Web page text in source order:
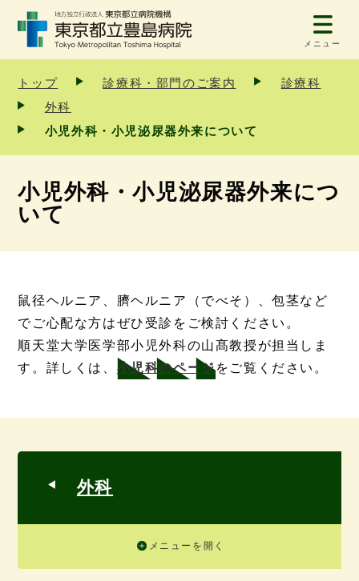
メニュー
トップ 診療科・部門のご案内
診療科
外科
⼩児外科・⼩児泌尿器外来について
⼩児外科・⼩児泌尿器外来につ
いて
鼠径ヘルニア、臍ヘルニア（でべそ）、包茎など
でご心配な方はぜひ受診をご検討ください。
順天堂大学医学部小児外科の山髙教授が担当しま
す。詳しくは、 小児科のページをご覧ください。
外科
メニューを開く